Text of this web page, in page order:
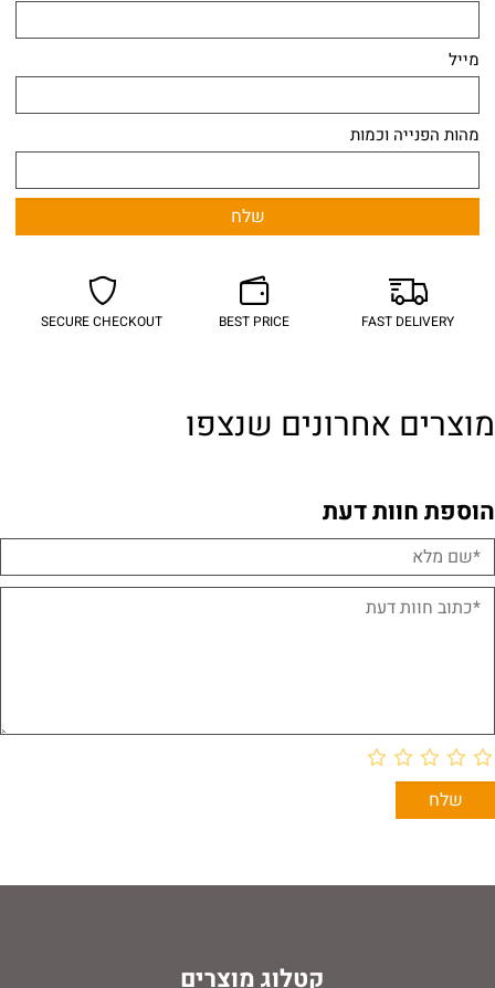
הפנייה וכמות
FAST DELIVERY
BEST PRICE
SECURE CHECKOUT
אחרונים שנצפו
חוות דעת
קטלוג מוצרים